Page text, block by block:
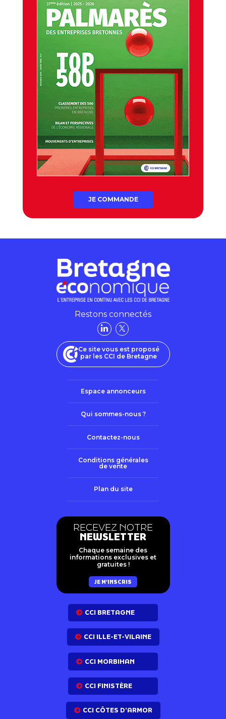
JE COMMANDE
Restons connectés
Ce site vous est proposé
par les CCI de Bretagne
Espace annonceurs
Qui sommes-nous ?
Contactez-nous
Conditions générales
de vente
Plan du site
RECEVEZ NOTRE
NEWSLETTER
Chaque semaine des
informations exclusives et
gratuites !
JE M'INSCRIS
CCI BRETAGNE
CCI ILLE-ET-VILAINE
CCI MORBIHAN
CCI FINISTÈRE
CCI CÔTES D’ARMOR